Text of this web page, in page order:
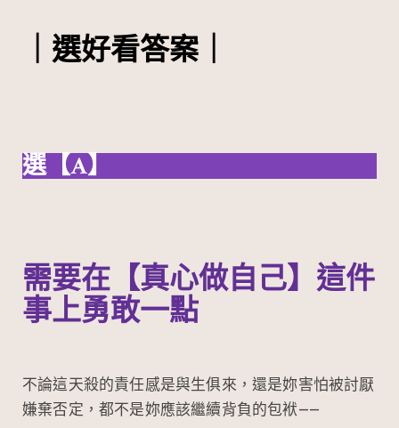
｜選好看答案｜
選【A】
需要在【真心做自己】這件
事上勇敢一點
不論這天殺的責任感是與生俱來，還是妳害怕被討厭
嫌棄否定，都不是妳應該繼續背負的包袱——